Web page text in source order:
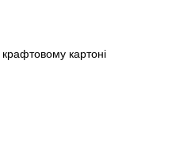
картоні